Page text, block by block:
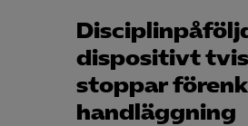
dispositivt
stoppar
handläggning